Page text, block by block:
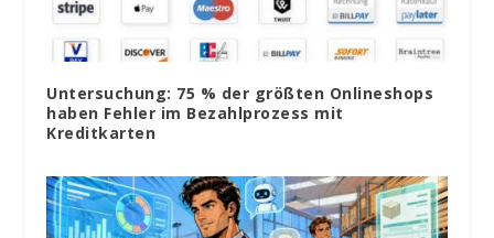
Untersuchung: 75 % der größten Onlineshops
haben Fehler im Bezahlprozess mit
Kreditkarten